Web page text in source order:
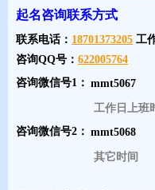
五格名字五格数理为33(18-
的才德开展数
起名咨询联系方式
联系电话： 18701373205 工
咨询QQ号： 622005764
咨询微信号1：
工作日上班时
咨询微信号2：
其它时间